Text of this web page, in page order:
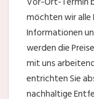
möchten wir
Informationen
werden die
mit uns
entrichten Sie
nachhaltige